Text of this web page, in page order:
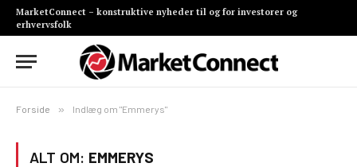
MarketConnect – konstruktive nyheder til og for investorer og
erhvervsfolk
Forside » Indlæg om "Emmerys"
ALT OM: EMMERYS